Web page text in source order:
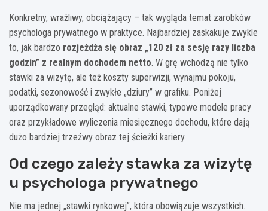
Konkretny, wrażliwy, obciążający – tak wygląda temat zarobków
psychologa prywatnego w praktyce. Najbardziej zaskakuje zwykle
to, jak bardzo rozjeżdża się obraz „120 zł za sesję razy liczba
godzin” z realnym dochodem netto. W grę wchodzą nie tylko
stawki za wizytę, ale też koszty superwizji, wynajmu pokoju,
podatki, sezonowość i zwykłe „dziury” w grafiku. Poniżej
uporządkowany przegląd: aktualne stawki, typowe modele pracy
oraz przykładowe wyliczenia miesięcznego dochodu, które dają
dużo bardziej trzeźwy obraz tej ścieżki kariery.
Od czego zależy stawka za wizytę
u psychologa prywatnego
Nie ma jednej „stawki rynkowej”, która obowiązuje wszystkich.